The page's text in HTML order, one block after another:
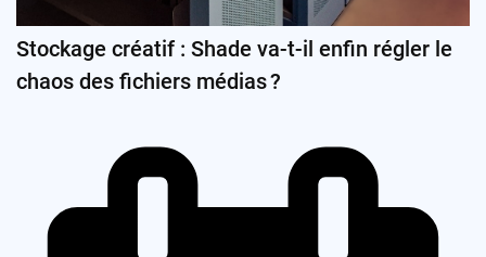
Stockage créatif : Shade va-t-il enfin régler le
chaos des fichiers médias ?